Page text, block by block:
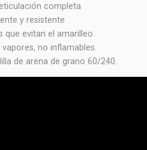
completa
y resistente
que evitan el amarilleo.
vapores, no inflamables.
de arena de grano 60/240.